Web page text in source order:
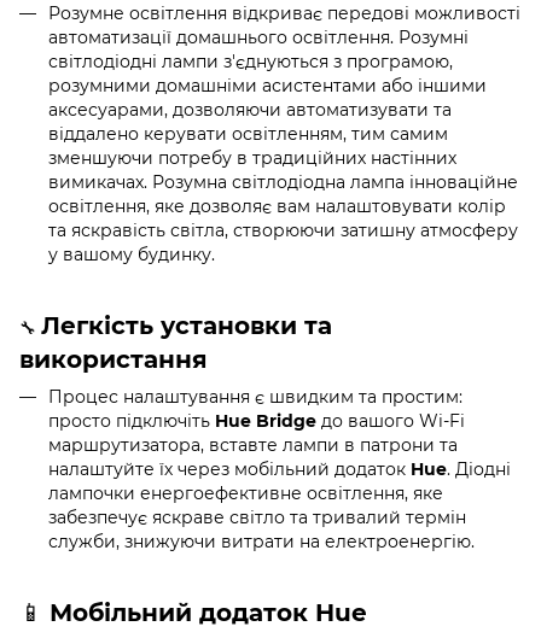
Розумне освітлення відкриває передові можливості
автоматизації домашнього освітлення. Розумні
світлодіодні лампи з'єднуються з програмою,
розумними домашніми асистентами або іншими
аксесуарами, дозволяючи автоматизувати та
віддалено керувати освітленням, тим самим
зменшуючи потребу в традиційних настінних
вимикачах. Розумна світлодіодна лампа інноваційне
освітлення, яке дозволяє вам налаштовувати колір
та яскравість світла, створюючи затишну атмосферу
у вашому будинку.
🔧 Легкість установки та
використання
Процес налаштування є швидким та простим:
просто підключіть Hue Bridge до вашого Wi-Fi
маршрутизатора, вставте лампи в патрони та
налаштуйте їх через мобільний додаток Hue. Діодні
лампочки енергоефективне освітлення, яке
забезпечує яскраве світло та тривалий термін
служби, знижуючи витрати на електроенергію.
📱 Мобільний додаток Hue